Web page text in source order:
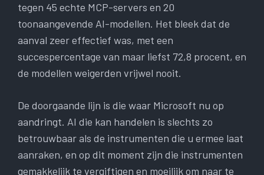
tegen 45 echte MCP-servers en 20
toonaangevende AI-modellen. Het bleek dat de
aanval zeer effectief was, met een
succespercentage van maar liefst 72,8 procent, en
de modellen weigerden vrijwel nooit.
De doorgaande lijn is die waar Microsoft nu op
aandringt. AI die kan handelen is slechts zo
betrouwbaar als de instrumenten die u ermee laat
aanraken, en op dit moment zijn die instrumenten
gemakkelijk te vergiftigen en moeilijk om naar te